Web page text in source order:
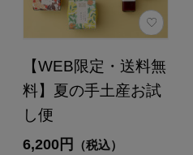
【WEB限定・送料無
料】夏の手土産お試
し便
6,200円 （税込）